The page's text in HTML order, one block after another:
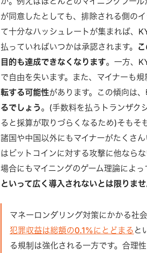
が同意したとしても、排除される側の
て十分なハッシュレートが集まれば、
払っていればいつかは承認されます。
目的も達成できなくなります。一方、
で自由を失います。また、マイナーも
転する可能性があります。この傾向は、
るでしょう。(手数料を払うトランザク
ると採算が取りづらくなるため)そもそ
諸国や中国以外にもマイナーがたくさ
はビットコインに対する攻撃に他なら
場合にもマイニングのゲーム理論によ
といって広く導入されないとは限りま
マネーロンダリング対策にかかる社
犯罪収益は総額の0.1%にとどまる と
る規制は強化される一方です。合理